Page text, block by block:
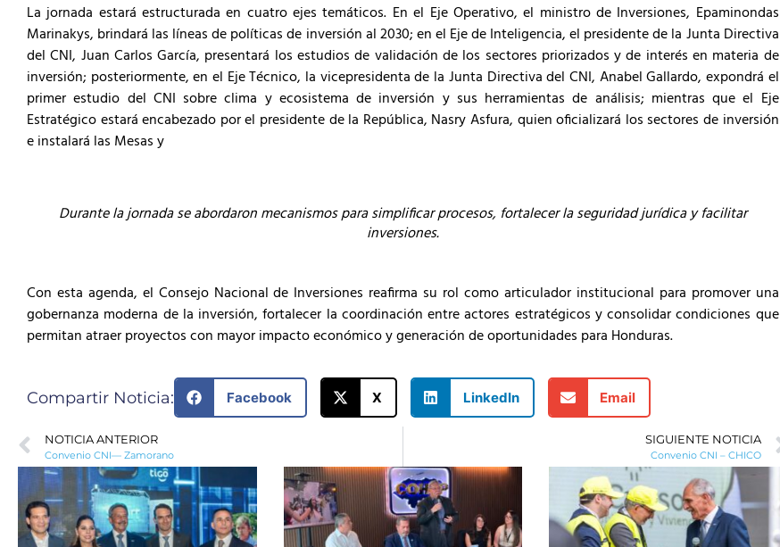
La jornada estará estructurada en cuatro ejes temáticos. En el Eje Operativo, el ministro de Inversiones, Epaminondas
Marinakys, brindará las líneas de políticas de inversión al 2030; en el Eje de Inteligencia, el presidente de la Junta Directiva
del CNI, Juan Carlos García, presentará los estudios de validación de los sectores priorizados y de interés en materia de
inversión; posteriormente, en el Eje Técnico, la vicepresidenta de la Junta Directiva del CNI, Anabel Gallardo, expondrá el
primer estudio del CNI sobre clima y ecosistema de inversión y sus herramientas de análisis; mientras que el Eje
Estratégico estará encabezado por el presidente de la República, Nasry Asfura, quien oficializará los sectores de inversión
e instalará las Mesas y
Durante la jornada se abordaron mecanismos para simplificar procesos, fortalecer la seguridad jurídica y facilitar
inversiones.
Con esta agenda, el Consejo Nacional de Inversiones reafirma su rol como articulador institucional para promover una
gobernanza moderna de la inversión, fortalecer la coordinación entre actores estratégicos y consolidar condiciones que
permitan atraer proyectos con mayor impacto económico y generación de oportunidades para Honduras.
Compartir Noticia: Facebook X LinkedIn Email
NOTICIA ANTERIOR
Convenio CNI— Zamorano
SIGUIENTE NOTICIA
Convenio CNI – CHICO